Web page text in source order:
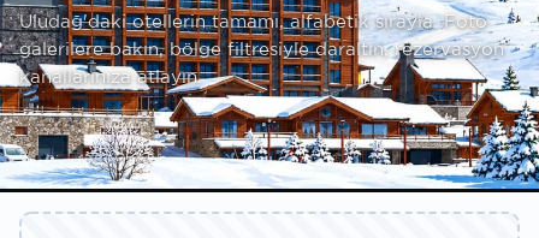
Uludağ'daki otellerin tamamı, alfabetik sırayla. Foto
galerilere bakın, bölge filtresiyle daraltın, rezervasyon
kanallarınıza atlayın.